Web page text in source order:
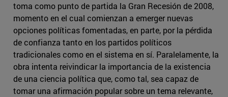
toma como punto de partida la Gran Recesión de 2008,
momento en el cual comienzan a emerger nuevas
opciones políticas fomentadas, en parte, por la pérdida
de confianza tanto en los partidos políticos
tradicionales como en el sistema en sí. Paralelamente, la
obra intenta reivindicar la importancia de la existencia
de una ciencia política que, como tal, sea capaz de
tomar una afirmación popular sobre un tema relevante,